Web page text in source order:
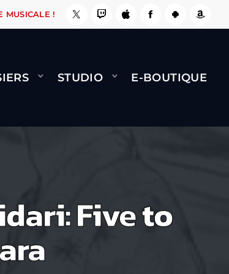
! NAMI BERNARD MINET -
MUSICALE !
STUDIO E-BOUTIQUE
Five to